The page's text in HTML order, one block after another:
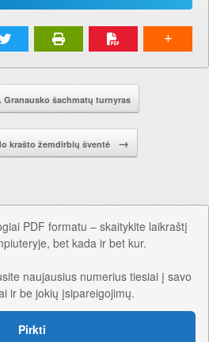
Granausko šachmatų turnyras
krašto žemdirbių šventė →
PDF formatu – skaitykite laikraštį
bet kada ir bet kur.
naujausius numerius tiesiai į savo
ir be jokių įsipareigojimų.
Pirkti